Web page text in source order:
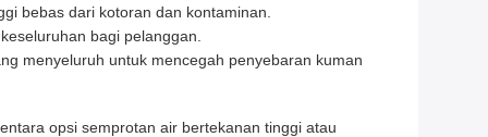
bebas dari kotoran dan kontaminan.
bagi pelanggan.
menyeluruh untuk mencegah penyebaran kuman
opsi semprotan air bertekanan tinggi atau